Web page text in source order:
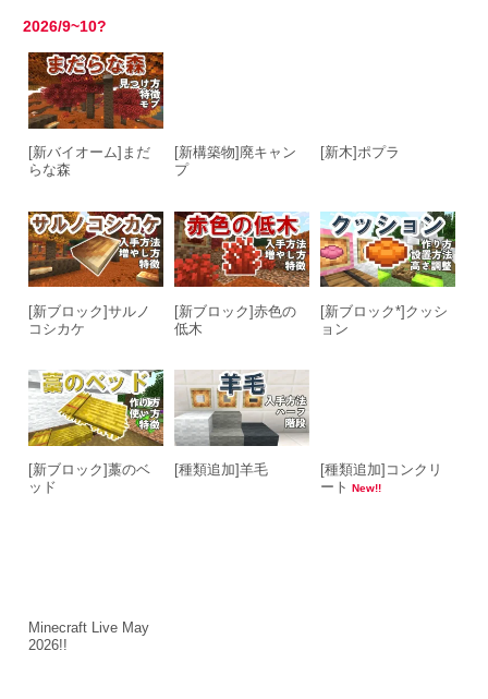
2026/9~10?
[新バイオーム]まだ
らな森
[新構築物]廃キャン
プ
[新木]ポプラ
[新ブロック]サルノ
コシカケ
[新ブロック]赤色の
低木
[新ブロック*]クッシ
ョン
[新ブロック]藁のベ
ッド
[種類追加]羊毛
[種類追加]コンクリ
ート New!!
Minecraft Live May
2026!!